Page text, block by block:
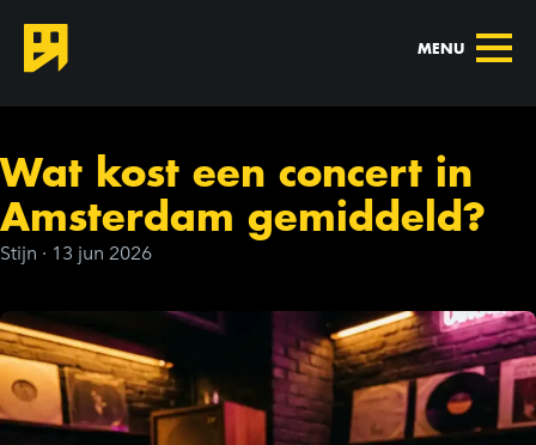
MENU
Wat kost een concert in
Amsterdam gemiddeld?
Stijn · 13 jun 2026